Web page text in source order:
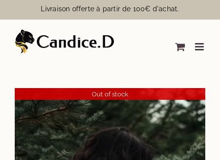
contenu
Livraison offerte à partir de 100€ d'achat.
Out of stock